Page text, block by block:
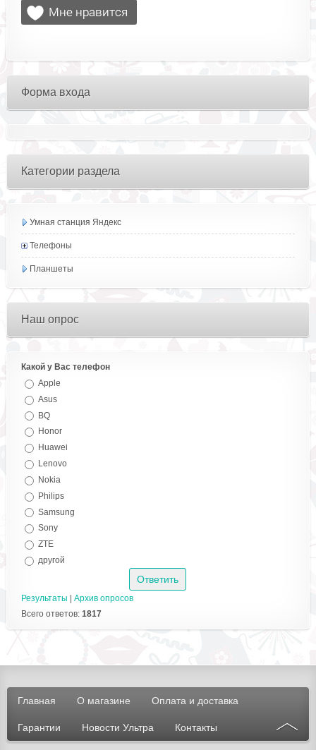
Форма входа
Категории раздела
Умная станция Яндекс
Телефоны
Планшеты
Наш опрос
Какой у Вас телефон
Apple
Asus
BQ
Honor
Huawei
Lenovo
Nokia
Philips
Samsung
Sony
ZTE
другой
Результаты
Архив опросов
Всего ответов: 1817
Главная О магазине Оплата и доставка
Гарантии Новости Ультра Контакты